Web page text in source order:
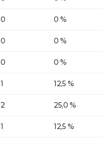
0 0 %
0 0 %
0 0 %
1 12,5 %
2 25,0 %
1 12,5 %